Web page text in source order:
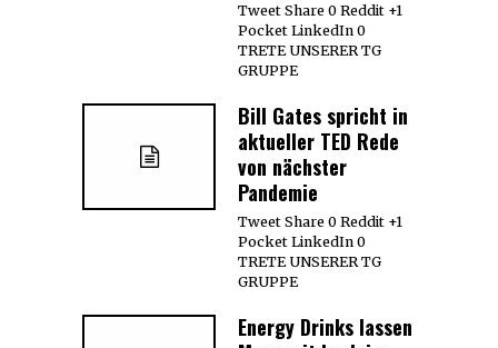
Tweet Share 0 Reddit +1
Pocket LinkedIn 0
TRETE UNSERER TG
GRUPPE
Bill Gates spricht in
aktueller TED Rede
von nächster
Pandemie
Tweet Share 0 Reddit +1
Pocket LinkedIn 0
TRETE UNSERER TG
GRUPPE
Energy Drinks lassen